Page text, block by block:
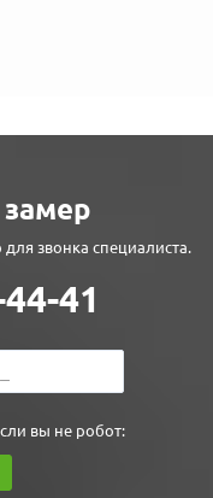
замер
звонка специалиста.
41
вы не робот: